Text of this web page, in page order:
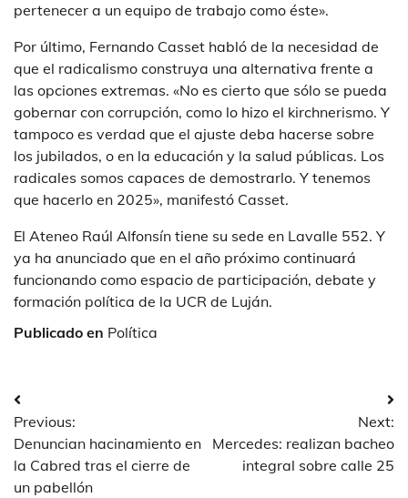
pertenecer a un equipo de trabajo como éste».
Por último, Fernando Casset habló de la necesidad de
que el radicalismo construya una alternativa frente a
las opciones extremas. «No es cierto que sólo se pueda
gobernar con corrupción, como lo hizo el kirchnerismo. Y
tampoco es verdad que el ajuste deba hacerse sobre
los jubilados, o en la educación y la salud públicas. Los
radicales somos capaces de demostrarlo. Y tenemos
que hacerlo en 2025», manifestó Casset.
El Ateneo Raúl Alfonsín tiene su sede en Lavalle 552. Y
ya ha anunciado que en el año próximo continuará
funcionando como espacio de participación, debate y
formación política de la UCR de Luján.
Publicado en Política
Navegación
de
entradas
Previous:
Denuncian hacinamiento en
la Cabred tras el cierre de
un pabellón
Next:
Mercedes: realizan bacheo
integral sobre calle 25